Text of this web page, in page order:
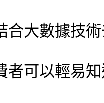
合大數據技
者可以輕易